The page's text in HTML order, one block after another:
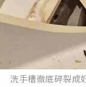
洗手槽徹底碎裂成